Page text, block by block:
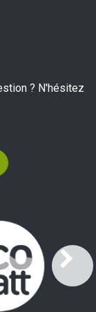
? N'hésitez